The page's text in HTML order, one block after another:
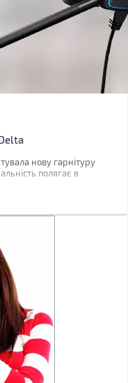
нову гарнітуру
полягає в
А підключається